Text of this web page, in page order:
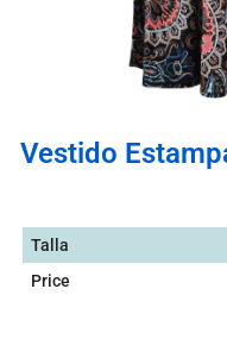
Vestido
Talla
Price